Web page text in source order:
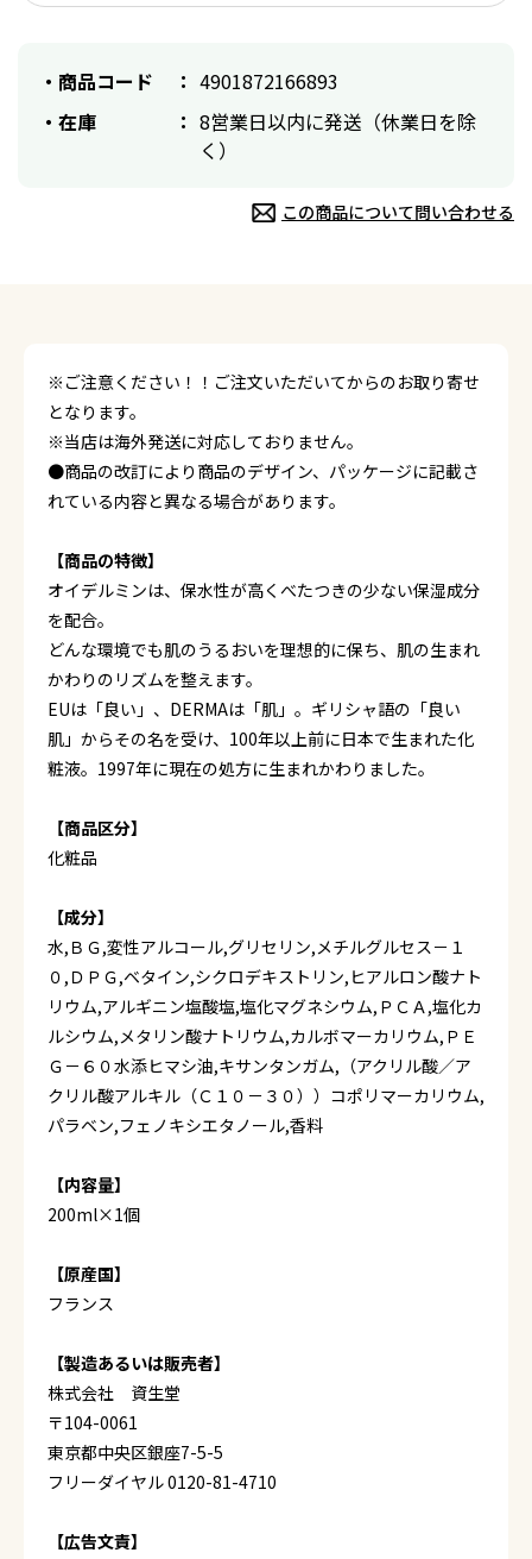
商品コード
4901872166893
在庫
8営業日以内に発送（休業日を除
く）
この商品について問い合わせる
※ご注意ください！！ご注文いただいてからのお取り寄せ
となります。
※当店は海外発送に対応しておりません。
●商品の改訂により商品のデザイン、パッケージに記載さ
れている内容と異なる場合があります。
【商品の特徴】
オイデルミンは、保水性が高くべたつきの少ない保湿成分
を配合。
どんな環境でも肌のうるおいを理想的に保ち、肌の生まれ
かわりのリズムを整えます。
EUは「良い」、DERMAは「肌」。ギリシャ語の「良い
肌」からその名を受け、100年以上前に日本で生まれた化
粧液。1997年に現在の処方に生まれかわりました。
【商品区分】
化粧品
【成分】
水,ＢＧ,変性アルコール,グリセリン,メチルグルセス－１
０,ＤＰＧ,ベタイン,シクロデキストリン,ヒアルロン酸ナト
リウム,アルギニン塩酸塩,塩化マグネシウム,ＰＣＡ,塩化カ
ルシウム,メタリン酸ナトリウム,カルボマーカリウム,ＰＥ
Ｇ－６０水添ヒマシ油,キサンタンガム,（アクリル酸／ア
クリル酸アルキル（Ｃ１０－３０））コポリマーカリウム,
パラベン,フェノキシエタノール,香料
【内容量】
200ml×1個
【原産国】
フランス
【製造あるいは販売者】
株式会社 資生堂
〒104-0061
東京都中央区銀座7-5-5
フリーダイヤル 0120-81-4710
【広告文責】